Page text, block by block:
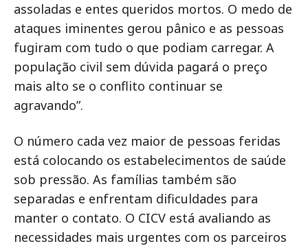
assoladas e entes queridos mortos. O medo de
ataques iminentes gerou pânico e as pessoas
fugiram com tudo o que podiam carregar. A
população civil sem dúvida pagará o preço
mais alto se o conflito continuar se
agravando”.
O número cada vez maior de pessoas feridas
está colocando os estabelecimentos de saúde
sob pressão. As famílias também são
separadas e enfrentam dificuldades para
manter o contato. O CICV está avaliando as
necessidades mais urgentes com os parceiros